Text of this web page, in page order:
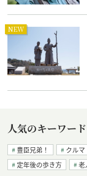
NEW
人気のキーワード
豊臣兄弟！ クルマ
定年後の歩き方
老